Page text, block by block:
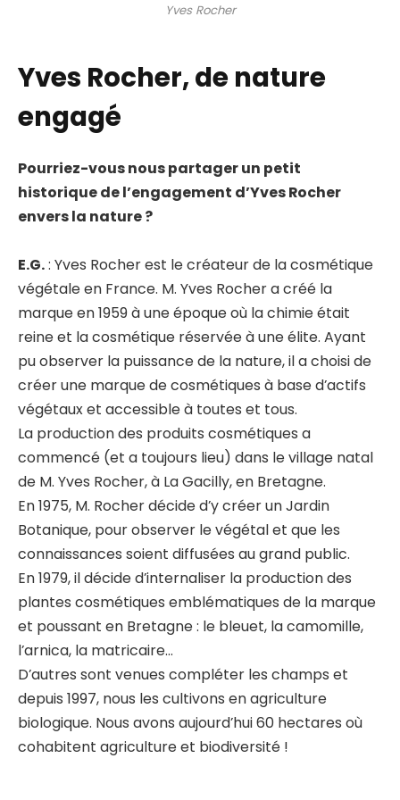
Yves Rocher
Yves Rocher, de nature
engagé
Pourriez-vous nous partager un petit
historique de l’engagement d’Yves Rocher
envers la nature ?
E.G.: Yves Rocher est le créateur de la cosmétique
végétale en France. M. Yves Rocher a créé la
marque en 1959 à une époque où la chimie était
reine et la cosmétique réservée à une élite. Ayant
pu observer la puissance de la nature, il a choisi de
créer une marque de cosmétiques à base d’actifs
végétaux et accessible à toutes et tous.
La production des produits cosmétiques a
commencé (et a toujours lieu) dans le village natal
de M. Yves Rocher, à La Gacilly, en Bretagne.
En 1975, M. Rocher décide d’y créer un Jardin
Botanique, pour observer le végétal et que les
connaissances soient diffusées au grand public.
En 1979, il décide d’internaliser la production des
plantes cosmétiques emblématiques de la marque
et poussant en Bretagne : le bleuet, la camomille,
l’arnica, la matricaire…
D’autres sont venues compléter les champs et
depuis 1997, nous les cultivons en agriculture
biologique. Nous avons aujourd’hui 60 hectares où
cohabitent agriculture et biodiversité !